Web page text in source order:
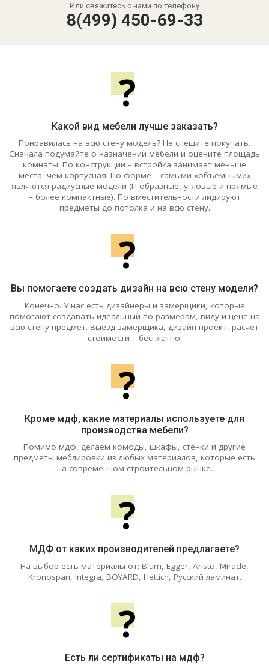
Или свяжитесь с нами по телефону
8(499) 450-69-33
?
Какой вид мебели лучше заказать?
Понравилась на всю стену модель? Не спешите покупать.
Сначала подумайте о назначении мебели и оцените площадь
комнаты. По конструкции – встройка занимает меньше
места, чем корпусная. По форме – самыми «объемными»
являются радиусные модели (П-образные, угловые и прямые
– более компактные). По вместительности лидируют
предметы до потолка и на всю стену.
?
Вы помогаете создать дизайн на всю стену модели?
Конечно. У нас есть дизайнеры и замерщики, которые
помогают создавать идеальный по размерам, виду и цене на
всю стену предмет. Выезд замерщика, дизайн-проект, расчет
стоимости – бесплатно.
?
Кроме мдф, какие материалы используете для
производства мебели?
Помимо мдф, делаем комоды, шкафы, стенки и другие
предметы меблировки из любых материалов, которые есть
на современном строительном рынке.
?
МДФ от каких производителей предлагаете?
На выбор есть материалы от: Blum, Egger, Aristo, Miracle,
Kronospan, Integra, BOYARD, Hettich, Русский ламинат.
?
Есть ли сертификаты на мдф?